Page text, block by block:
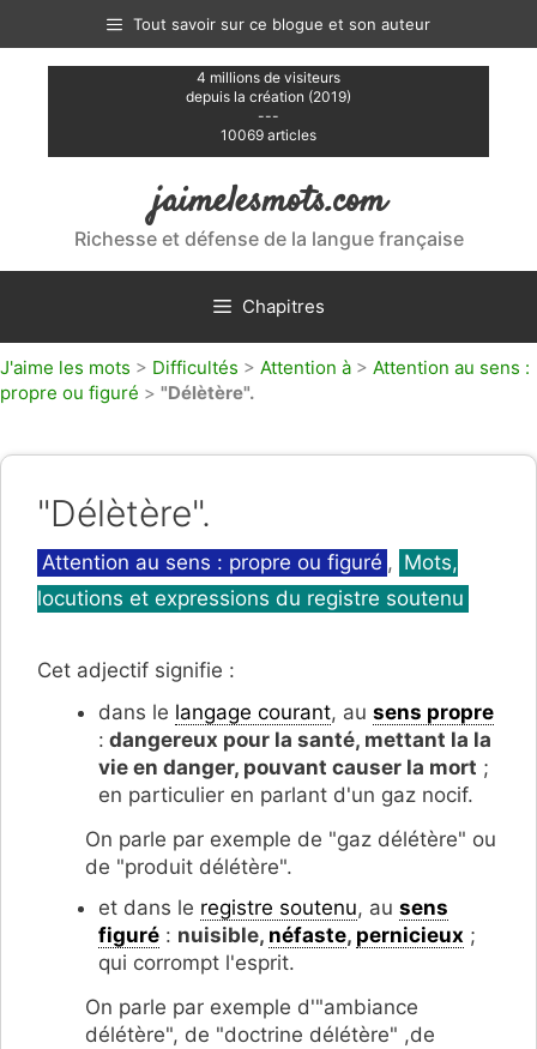
contenu
Tout savoir sur ce blogue et son auteur
4 millions de visiteurs
depuis la création (2019)
---
10069 articles
jaimelesmots.com
Richesse et défense de la langue française
Chapitres
J'aime les mots > Difficultés > Attention à > Attention au sens :
propre ou figuré > "Délètère".
"Délètère".
Catégories
Attention au sens : propre ou figuré , Mots,
locutions et expressions du registre soutenu
Cet adjectif signifie :
dans le langage courant, au sens propre
: dangereux pour la santé, mettant la la
vie en danger, pouvant causer la mort ;
en particulier en parlant d'un gaz nocif.
On parle par exemple de "gaz délétère" ou
de "produit délétère".
et dans le registre soutenu, au sens
figuré : nuisible, néfaste, pernicieux ;
qui corrompt l'esprit.
On parle par exemple d'"ambiance
délétère", de "doctrine délétère" ,de